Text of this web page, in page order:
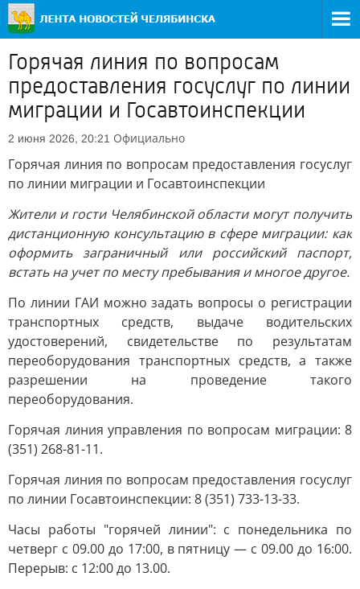
Горячая линия по вопросам
предоставления госуслуг по линии
миграции и Госавтоинспекции
2 июня 2026, 20:21 Официально
Горячая линия по вопросам предоставления госуслуг
по линии миграции и Госавтоинспекции
Жители и гости Челябинской области могут получить
дистанционную консультацию в сфере миграции: как
оформить заграничный или российский паспорт,
встать на учет по месту пребывания и многое другое.
По линии ГАИ можно задать вопросы о регистрации
транспортных средств, выдаче водительских
удостоверений, свидетельстве по результатам
переоборудования транспортных средств, а также
разрешении на проведение такого
переоборудования.
Горячая линия управления по вопросам миграции: 8
(351) 268-81-11.
Горячая линия по вопросам предоставления госуслуг
по линии Госавтоинспекции: 8 (351) 733-13-33.
Часы работы "горячей линии": с понедельника по
четверг с 09.00 до 17:00, в пятницу — с 09.00 до 16:00.
Перерыв: с 12:00 до 13.00.